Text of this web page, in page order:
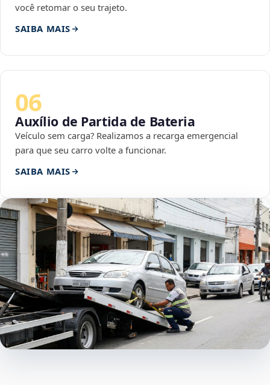
você retomar o seu trajeto.
SAIBA MAIS
06
Auxílio de Partida de Bateria
Veículo sem carga? Realizamos a recarga emergencial
para que seu carro volte a funcionar.
SAIBA MAIS